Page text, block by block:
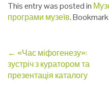
This entry was posted in
програми музеїв.
Post
navigation
← «Час міфогенезу»:
зустріч з куратором та
презентація каталогу